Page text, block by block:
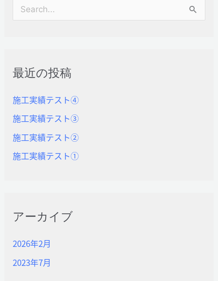
:最近の投稿
施工実績テスト④
施工実績テスト③
施工実績テスト②
施工実績テスト①
アーカイブ
2026年2月
2023年7月